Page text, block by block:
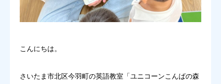
こんにちは。
さいたま市北区今羽町の英語教室「ユニコーンこんばの森
ブログ